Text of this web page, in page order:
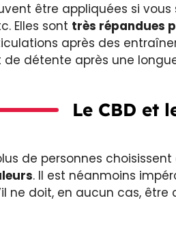
être appliquées si
Elles sont très répandues
après des
détente après une
Le CBD et
de personnes choisissent
. Il est néanmoins
ne doit, en aucun cas,